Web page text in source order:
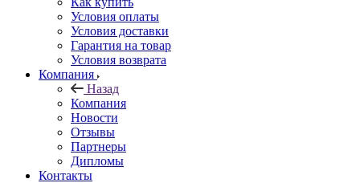
Условия оплаты
Условия доставки
Гарантия на товар
Условия возврата
Компания
Назад
Компания
Новости
Отзывы
Партнеры
Дипломы
Контакты